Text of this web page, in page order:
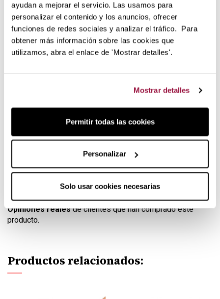
ayudan a mejorar el servicio. Las usamos para
personalizar el contenido y los anuncios, ofrecer
funciones de redes sociales y analizar el tráfico. Para
obtener más información sobre las cookies que
utilizamos, abra el enlace de 'Mostrar detalles'.
Mostrar detalles
Permitir todas las cookies
Personalizar
Solo usar cookies necesarias
OXO Snap lock
El abrelatas OXO Snap Lock puede sostener la lata una vez
lo has girado, a partir de ahí tan solo has de girar la
mariposa hasta completar la apertura total de la lata.
Calidad OXO
Todos los utensilios de cocina OXO han sido diseñados
siguiendo criterios prioritarios de ergonomía y
funcionalidad. Los abrelatas manuales OXO son sencillos
de utilizar, durables y bonitos.
Abrelatas manual Snap Lock Oxo
Opiniones realesde clientes que han comprado este
producto.
Productos relacionados: